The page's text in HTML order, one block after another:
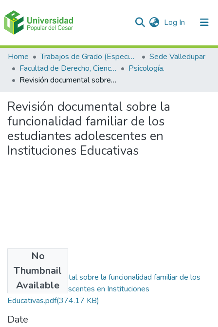
Log In (current)
Communities & Collections
All of DSpace
Home Trabajos de Grado (Especializaciones y Pregrados)
Sede Valledupar
Facultad de Derecho, Ciencias Políticas y Sociales.
Psicología.
Revisión documental sobre la funcionalidad familiar de los estudiantes adolescentes en Instituciones Educativas
Revisión documental sobre la
funcionalidad familiar de los
estudiantes adolescentes en
Instituciones Educativas
No
Thumbnail
Available
Revisión documental sobre la funcionalidad familiar de los
estudiantes adolescentes en Instituciones
Educativas.pdf(374.17 KB)
Date